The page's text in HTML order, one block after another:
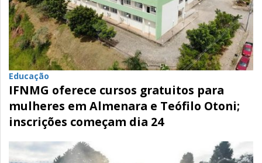
Educação
IFNMG oferece cursos gratuitos para
mulheres em Almenara e Teófilo Otoni;
inscrições começam dia 24